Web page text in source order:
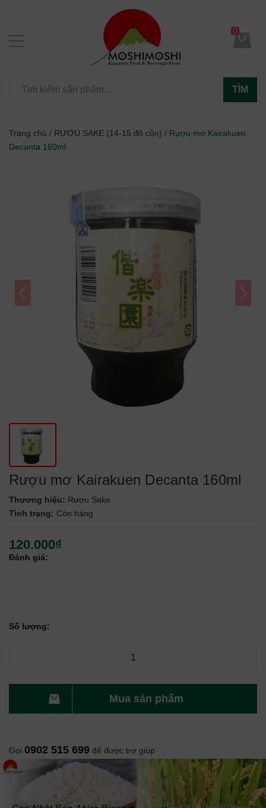
TÌM
0
Trang chủ / RƯỢU SAKE (14-15 độ cồn) / Rượu mơ Kairakuen
Decanta 160ml
Rượu mơ Kairakuen Decanta 160ml
Thương hiệu: Rượu Sake
Tình trạng: Còn hàng
120.000₫
Đánh giá:
Số lượng:
Mua sản phẩm
Gọi 0902 515 699 để được trợ giúp